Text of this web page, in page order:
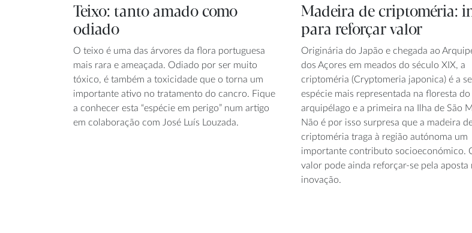
Teixo: tanto amado como
odiado
O teixo é uma das árvores da flora portuguesa
mais rara e ameaçada. Odiado por ser muito
tóxico, é também a toxicidade que o torna um
importante ativo no tratamento do cancro. Fique
a conhecer esta “espécie em perigo” num artigo
em colaboração com José Luís Louzada.
Madeira de criptoméria:
para reforçar valor
Originária do Japão e chegada ao
dos Açores em meados do século XIX, a
criptoméria (Cryptomeria japonica) é a
espécie mais representada na floresta do
arquipélago e a primeira na Ilha de São
Não é por isso surpresa que a madeira
criptoméria traga à região autónoma um
importante contributo socioeconómico.
valor pode ainda reforçar-se pela aposta
inovação.